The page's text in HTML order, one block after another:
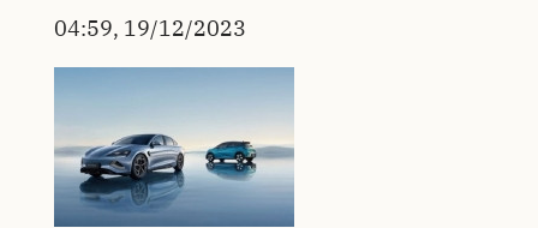
04:59, 19/12/2023